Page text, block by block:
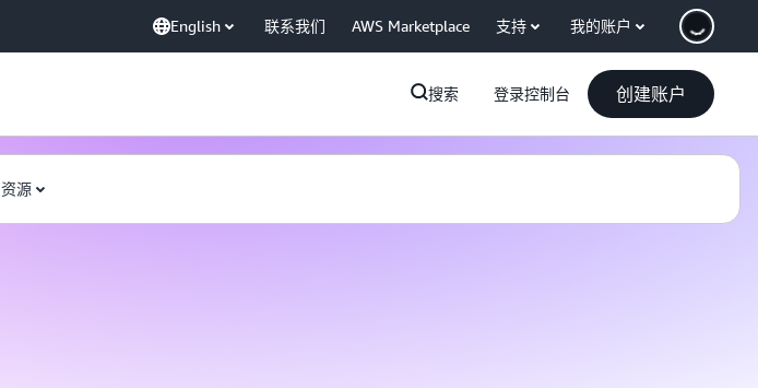
English 联系我们 AWS Marketplace 支持 我的账户
搜索 登录控制台 创建账户
资源